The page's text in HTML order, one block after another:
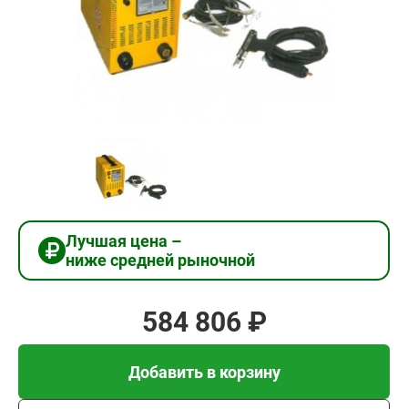
Лучшая цена –
ниже средней рыночной
584 806 ₽
Добавить в корзину
Добавить в корзину
Купить в 1 клик
В кредит от 19 494 руб/